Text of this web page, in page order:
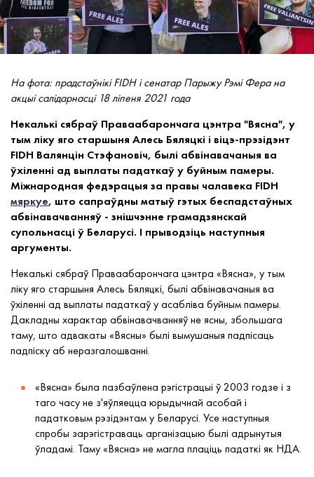
На фота: прадстаўнікі FIDH і сенатар Парыжу Рэмі Фера на
акцыі салідарнасці 18 ліпеня 2021 года
Некалькі сябраў Праваабарончага цэнтра "Вясна", у
тым ліку яго старшыня Алесь Бяляцкі і віцэ-прэзідэнт
FIDH Валянцін Стэфановіч, былі абвінавачаныя ва
ўхіленні ад выплаты падаткаў у буйным памеры.
Міжнародная федэрацыя за правы чалавека FIDH
мяркуе, што сапраўдны матыў гэтых беспадстаўных
абвінавачванняў - знішчэнне грамадзянскай
супольнасці ў Беларусі. І прыводзіць наступныя
аргументы.
Некалькі сябраў Праваабарончага цэнтра «Вясна», у тым
ліку яго старшыня Алесь Бяляцкі, былі абвінавачаныя ва
ўхіленні ад выплаты падаткаў у асабліва буйным памеры.
Дакладны характар абвінавачванняў не ясны, збольшага
таму, што адвакаты «Вясны»былі вымушаныя падпісаць
падпіску аб неразгалошванні.
«Вясна»была пазбаўлена рэгістрацыі ў 2003 годзе і з
таго часу не з'яўляецца юрыдычнай асобай і
падатковым рэзідэнтам у Беларусі. Усе наступныя
спробы зарэгістраваць арганізацыю былі адрынутыя
ўладамі. Таму«Вясна»не магла плаціць падаткі як НДА.